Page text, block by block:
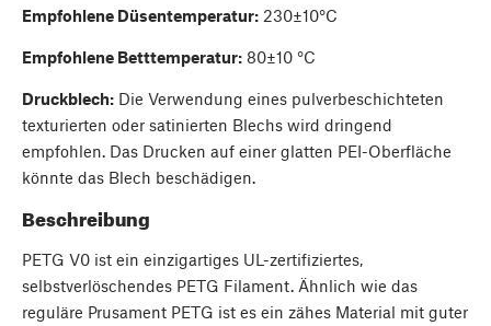
Empfohlene Düsentemperatur: 230±10°C
Empfohlene Betttemperatur: 80±10 °C
Druckblech: Die Verwendung eines pulverbeschichteten
texturierten oder satinierten Blechs wird dringend
empfohlen. Das Drucken auf einer glatten PEI-Oberfläche
könnte das Blech beschädigen.
Beschreibung
PETG V0 ist ein einzigartiges UL-zertifiziertes,
selbstverlöschendes PETG Filament. Ähnlich wie das
reguläre Prusament PETG ist es ein zähes Material mit guter